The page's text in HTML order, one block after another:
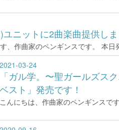
ニットに2曲楽曲提供しま
、作曲家のペンギンスです。 本
2021-03-24
「ガル学。〜聖ガールズス
ベスト」発売です！
こんにちは、作曲家のペンギンス